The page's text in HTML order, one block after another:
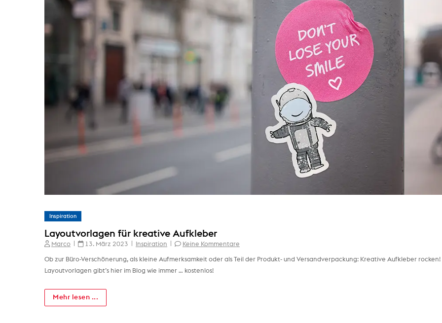
Inspiration
Layoutvorlagen für kreative Aufkleber
Marco 13. März 2023 Inspiration Keine Kommentare
Ob zur Büro-Verschönerung, als kleine Aufmerksamkeit oder als Teil der Produkt- und Versandverpackung: Kreative Aufkleber rocken!
Layoutvorlagen gibt’s hier im Blog wie immer … kostenlos!
Mehr lesen ...